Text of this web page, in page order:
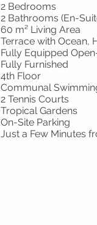
2 Bedrooms
2 Bathrooms (En-
60 m² Living Area
Terrace with Ocean,
Fully Equipped
Fully Furnished
4th Floor
Communal
2 Tennis Courts
Tropical Gardens
On-Site Parking
Just a Few Minutes